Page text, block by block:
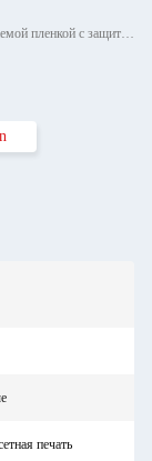
Упаковывая детали: Весь поддоны обернут водонепроницаемой пленкой с защитой из бумажного угла и закреплен двумя полоска
печать